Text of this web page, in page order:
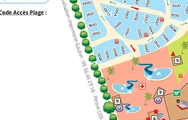
O036
O046
O053